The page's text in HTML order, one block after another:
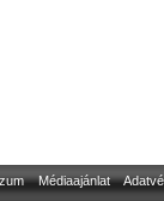
Médiaajánlat